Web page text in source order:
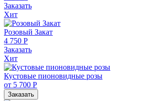
Заказать
Хит
Розовый Закат
4 750 Р
Заказать
Хит
Кустовые пионовидные розы
от 5 700 Р
Заказать